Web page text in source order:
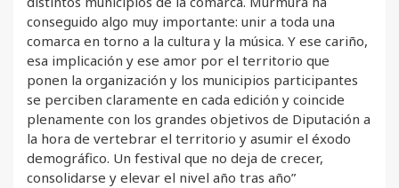
conseguido algo muy importante: unir a toda una
comarca en torno a la cultura y la música. Y ese cariño,
esa implicación y ese amor por el territorio que
ponen la organización y los municipios participantes
se perciben claramente en cada edición y coincide
plenamente con los grandes objetivos de Diputación a
la hora de vertebrar el territorio y asumir el éxodo
demográfico. Un festival que no deja de crecer,
consolidarse y elevar el nivel año tras año”